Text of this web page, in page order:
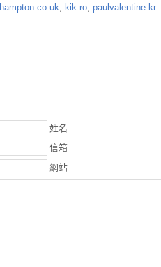
hampton.co.uk, kik.ro, paulvalentine.kr
姓名
信箱
網站